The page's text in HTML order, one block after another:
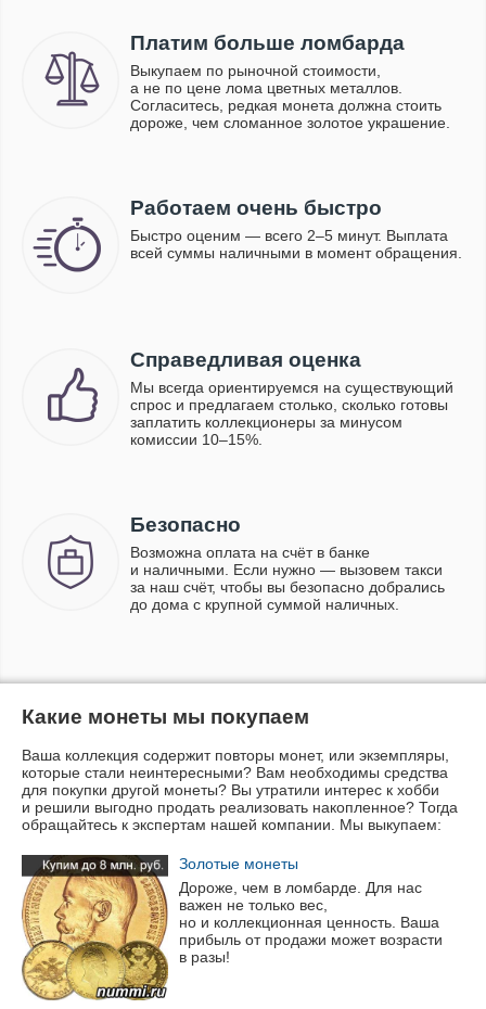
Платим больше ломбарда
Выкупаем по рыночной стоимости,
а не по цене лома цветных металлов.
Согласитесь, редкая монета должна стоить
дороже, чем сломанное золотое украшение.
Работаем очень быстро
Быстро оценим — всего 2–5 минут. Выплата
всей суммы наличными в момент обращения.
Справедливая оценка
Мы всегда ориентируемся на существующий
спрос и предлагаем столько, сколько готовы
заплатить коллекционеры за минусом
комиссии 10–15%.
Безопасно
Возможна оплата на счёт в банке
и наличными. Если нужно — вызовем такси
за наш счёт, чтобы вы безопасно добрались
до дома с крупной суммой наличных.
Какие монеты мы покупаем
Ваша коллекция содержит повторы монет, или экземпляры,
которые стали неинтересными? Вам необходимы средства
для покупки другой монеты? Вы утратили интерес к хобби
и решили выгодно продать реализовать накопленное? Тогда
обращайтесь к экспертам нашей компании. Мы выкупаем:
Золотые монеты
Дороже, чем в ломбарде. Для нас
важен не только вес,
но и коллекционная ценность. Ваша
прибыль от продажи может возрасти
в разы!